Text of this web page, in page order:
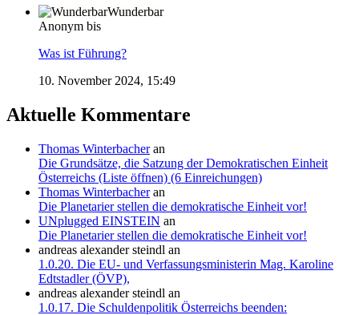
Wunderbar
Anonym bis
Was ist Führung?
10. November 2024, 15:49
Aktuelle Kommentare
Thomas Winterbacheran
Die Grundsätze, die Satzung der Demokratischen Einheit
Österreichs (Liste öffnen) (6 Einreichungen)
Thomas Winterbacheran
Die Planetarier stellen die demokratische Einheit vor!
UNplugged EINSTEIN an
Die Planetarier stellen die demokratische Einheit vor!
andreas alexander steindl an
1.0.20. Die EU- und Verfassungsministerin Mag. Karoline
Edtstadler (ÖVP),
andreas alexander steindl an
1.0.17. Die Schuldenpolitik Österreichs beenden: